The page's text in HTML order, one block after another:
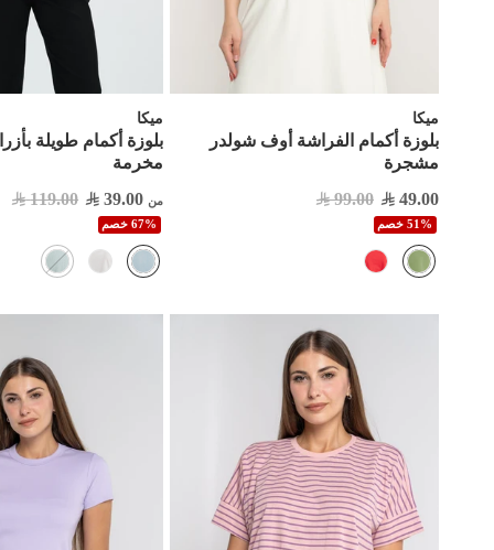
ميكا
بلوزة أكمام الفراشة أوف شولدر
مشجرة
49.00
99.00
51% خصم
ميكا
بلوزة أكمام طويلة
مخرمة
من 39.00
119.00
67% خصم